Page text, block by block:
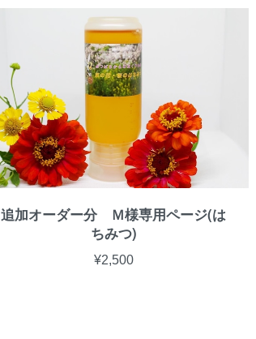
追加オーダー分 Ｍ様専用ページ(は
ちみつ)
¥2,500